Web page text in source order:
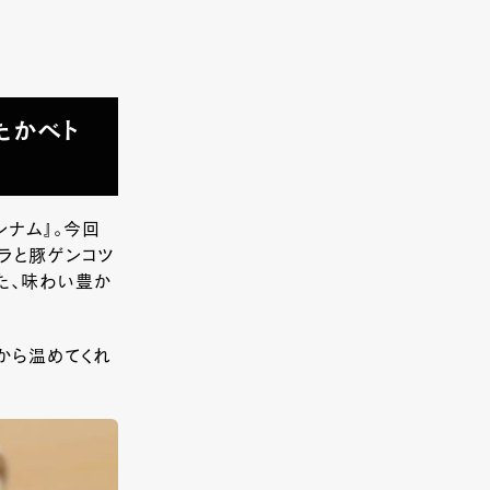
ベト
ム』。今回
と豚ゲンコツ
、味わい豊か
ら温めてくれ